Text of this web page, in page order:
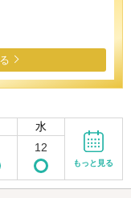
水
12
もっと見る